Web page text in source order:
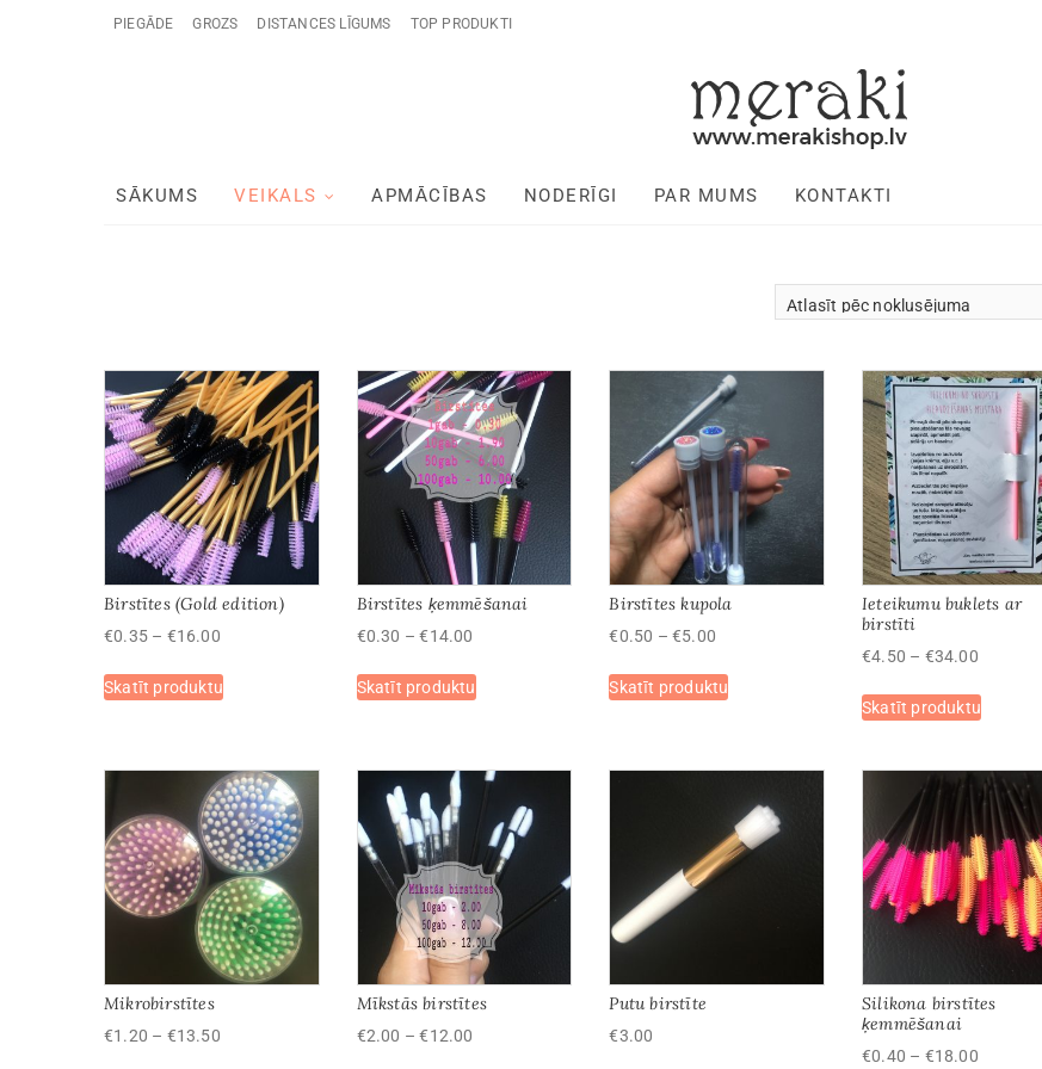
PIEGĀDE GROZS DISTANCES LĪGUMS TOP PRODUKTI
SĀKUMS VEIKALS APMĀCĪBAS NODERĪGI PAR MUMS KONTAKTI
Birstītes (Gold edition)
€0.35 – €16.00Price
€0.35
Skatīt produktuproduct
variants.
The
options
may
be
chosen
on
the
product
Birstītes ķemmēšanai
€0.30 – €14.00
€0.30
Skatīt produktuproduct
variants.
options
may
be
chosen
on
the
product
page
Birstītes kupola
€0.50 – €5.00
€0.50
Skatīt produktuproduct
variants.
The
options
may
product
Ieteikumu buklets ar
birstīti
€4.50 – €34.00Price
€4.50
Skatīt produktuproduct
multiple
variants.
The
options
may
be
chosen
product
Mikrobirstītes
€1.20 – €13.50Price
Mīkstās birstītes
€2.00 – €12.00
Putu birstīte
€3.00
Silikona birstītes
ķemmēšanai
€0.40 – €18.00Price